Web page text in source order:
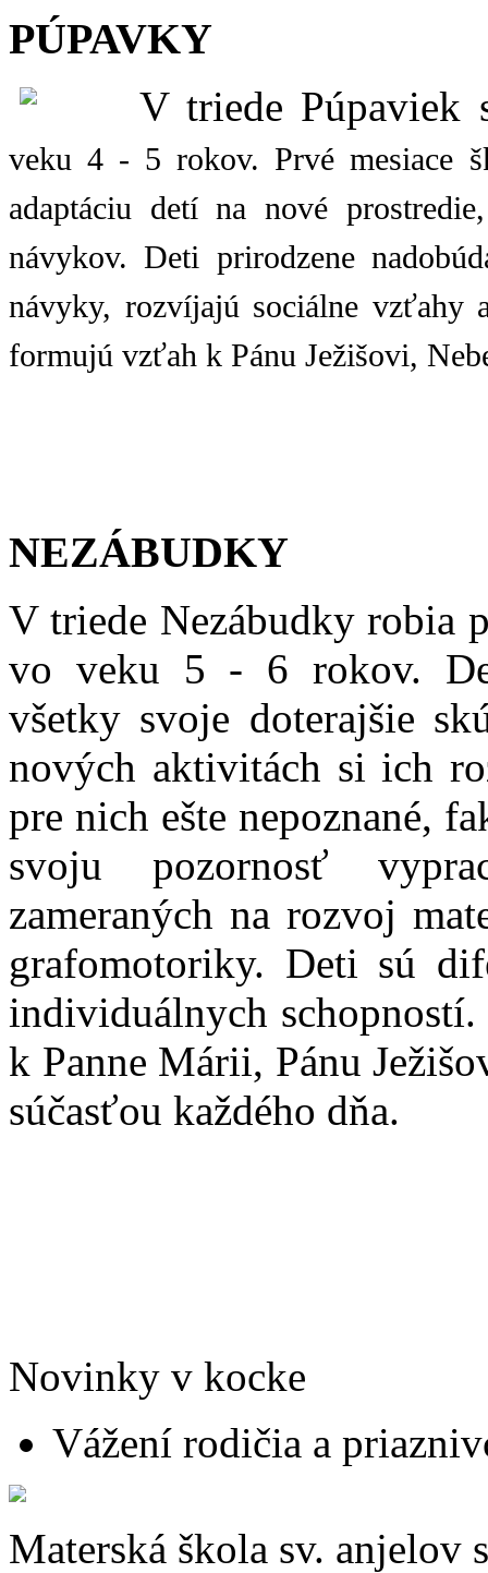
PÚPAVKY
V triede
veku 4 - 5 rokov. Prvé mesiace
adaptáciu detí na nové
návykov. Deti prirodzene
návyky, rozvíjajú sociálne vzťahy
formujú vzťah k Pánu Ježišovi,
NEZÁBUDKY
V triede Nezábudky robia
vo veku 5 - 6 rokov.
všetky svoje doterajšie
nových aktivitách si ich
pre nich ešte nepoznané,
svoju pozornosť
zameraných na rozvoj
grafomotoriky. Deti sú
individuálnych
k Panne Márii, Pánu
súčasťou každého dňa.
Novinky v kocke
Vážení rodičia a
Materská škola sv. anjelov